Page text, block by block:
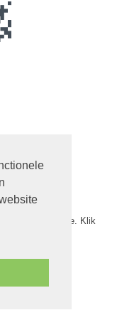
op onze website. Klik